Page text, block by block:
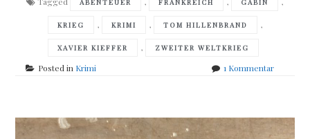
ABENTEUER FRANKREICH GABIN
KRIEG , KRIMI , TOM HILLENBRAND ,
XAVIER KIEFFER , ZWEITER WELTKRIEG
Posted in Krimi 1 Kommentarzu